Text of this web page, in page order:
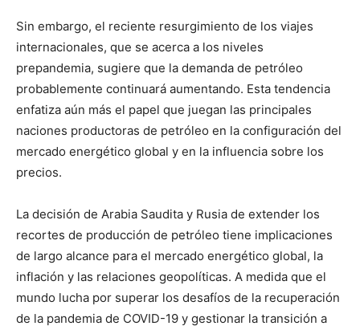
Sin embargo, el reciente resurgimiento de los viajes
internacionales, que se acerca a los niveles
prepandemia, sugiere que la demanda de petróleo
probablemente continuará aumentando. Esta tendencia
enfatiza aún más el papel que juegan las principales
naciones productoras de petróleo en la configuración del
mercado energético global y en la influencia sobre los
precios.
La decisión de Arabia Saudita y Rusia de extender los
recortes de producción de petróleo tiene implicaciones
de largo alcance para el mercado energético global, la
inflación y las relaciones geopolíticas. A medida que el
mundo lucha por superar los desafíos de la recuperación
de la pandemia de COVID-19 y gestionar la transición a